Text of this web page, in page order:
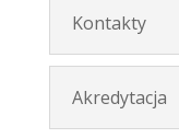
Kontakty
Akredytacja